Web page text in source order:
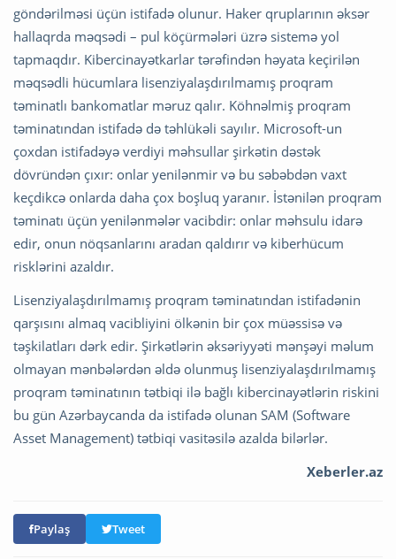
göndərilməsi üçün istifadə olunur. Haker qruplarının əksər
hallaqrda məqsədi – pul köçürmələri üzrə sistemə yol
tapmaqdır. Kibercinayətkarlar tərəfindən həyata keçirilən
məqsədli hücumlara lisenziyalaşdırılmamış proqram
təminatlı bankomatlar məruz qalır. Köhnəlmiş proqram
təminatından istifadə də təhlükəli sayılır. Microsoft-un
çoxdan istifadəyə verdiyi məhsullar şirkətin dəstək
dövründən çıxır: onlar yenilənmir və bu səbəbdən vaxt
keçdikcə onlarda daha çox boşluq yaranır. İstənilən proqram
təminatı üçün yenilənmələr vacibdir: onlar məhsulu idarə
edir, onun nöqsanlarını aradan qaldırır və kiberhücum
risklərini azaldır.
Lisenziyalaşdırılmamış proqram təminatından istifadənin
qarşısını almaq vacibliyini ölkənin bir çox müəssisə və
təşkilatları dərk edir. Şirkətlərin əksəriyyəti mənşəyi məlum
olmayan mənbələrdən əldə olunmuş lisenziyalaşdırılmamış
proqram təminatının tətbiqi ilə bağlı kibercinayətlərin riskini
bu gün Azərbaycanda da istifadə olunan SAM (Software
Asset Management) tətbiqi vasitəsilə azalda bilərlər.
Xeberler.az
Paylaş Tweet